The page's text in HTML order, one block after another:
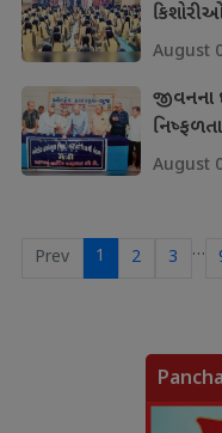
કિશોરીઓ
August
શીખ
August
Prev 1 2 3 …